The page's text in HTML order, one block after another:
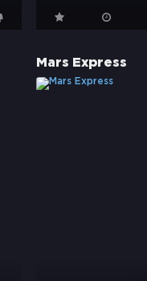
Mars Express